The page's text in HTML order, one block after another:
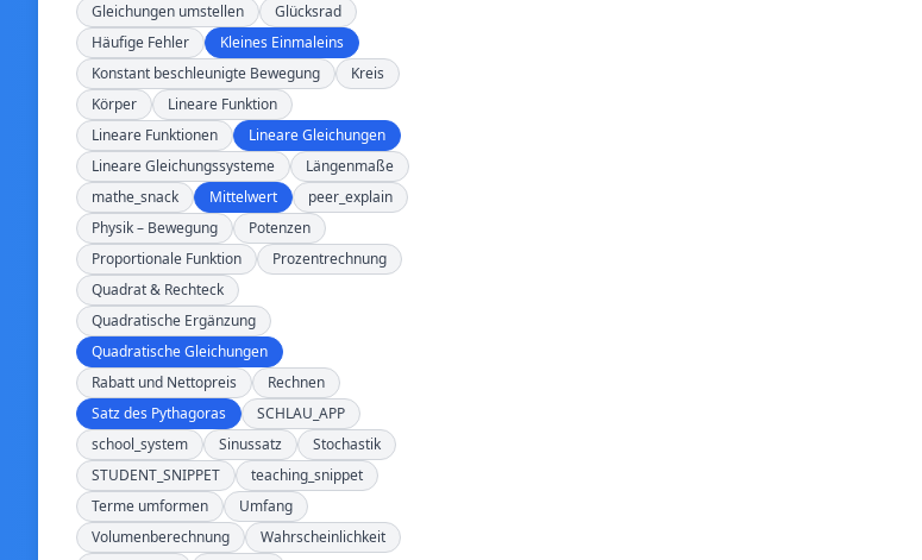
Gleichungen umstellen
Glücksrad
Häufige Fehler
Kleines Einmaleins
Konstant beschleunigte Bewegung
Kreis
Körper
Lineare Funktion
Lineare Funktionen
Lineare Gleichungen
Lineare Gleichungssysteme
Längenmaße
mathe_snack
Mittelwert
peer_explain
Physik – Bewegung
Potenzen
Proportionale Funktion
Prozentrechnung
Quadrat & Rechteck
Quadratische Ergänzung
Quadratische Gleichungen
Rabatt und Nettopreis
Rechnen
Satz des Pythagoras
SCHLAU_APP
school_system
Sinussatz
Stochastik
STUDENT_SNIPPET
teaching_snippet
Terme umformen
Umfang
Volumenberechnung
Wahrscheinlichkeit